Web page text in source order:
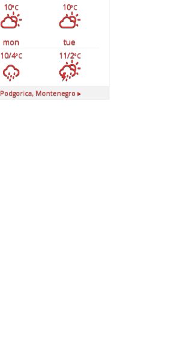
10°C 10°C
mon
tue
10/4°C 11/2°C
Podgorica, Montenegro ▸